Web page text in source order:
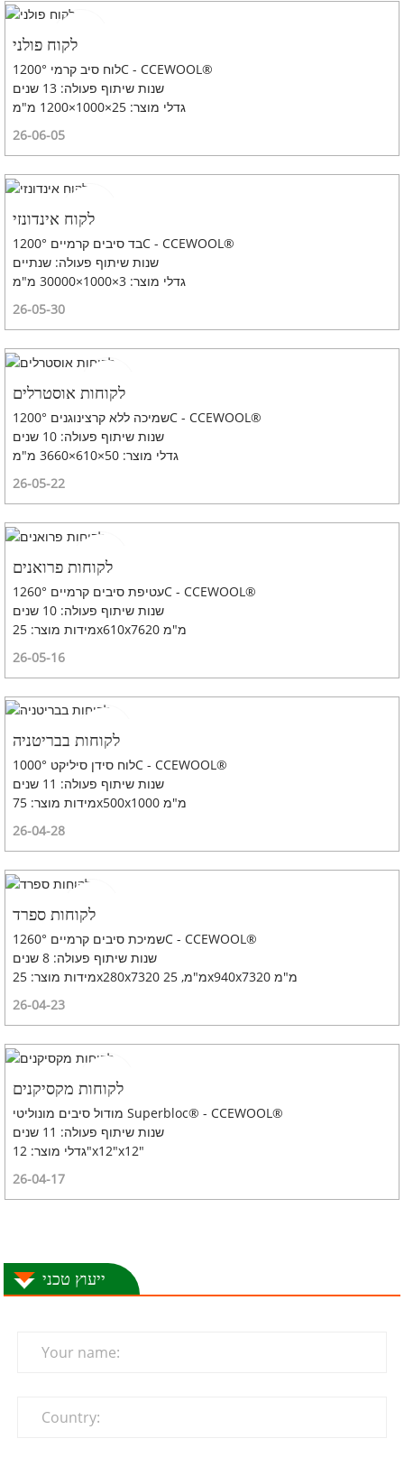
לקוח פולני
לוח סיב קרמי 1200°C - CCEWOOL®
שנות שיתוף פעולה: 13 שנים
גדלי מוצר: 25×1000×1200 מ"מ
26-06-05
לקוח אינדונזי
בד סיבים קרמיים 1200°C - CCEWOOL®
שנות שיתוף פעולה: שנתיים
גדלי מוצר: 3×1000×30000 מ"מ
26-05-30
לקוחות אוסטרלים
שמיכה ללא קרצינוגנים 1200°C - CCEWOOL®
שנות שיתוף פעולה: 10 שנים
גדלי מוצר: 50×610×3660 מ"מ
26-05-22
לקוחות פרואנים
עטיפת סיבים קרמיים 1260°C - CCEWOOL®
שנות שיתוף פעולה: 10 שנים
מידות מוצר: 25x610x7620 מ"מ
26-05-16
לקוחות בבריטניה
לוח סידן סיליקט 1000°C - CCEWOOL®
שנות שיתוף פעולה: 11 שנים
מידות מוצר: 75x500x1000 מ"מ
26-04-28
לקוחות ספרד
שמיכת סיבים קרמיים 1260°C - CCEWOOL®
שנות שיתוף פעולה: 8 שנים
מידות מוצר: 25x280x7320 מ"מ, 25x940x7320 מ"מ
26-04-23
לקוחות מקסיקנים
מודול סיבים מונוליטי Superbloc® - CCEWOOL®
שנות שיתוף פעולה: 11 שנים
גדלי מוצר: 12"x12"x12"
26-04-17
ייעוץ טכני